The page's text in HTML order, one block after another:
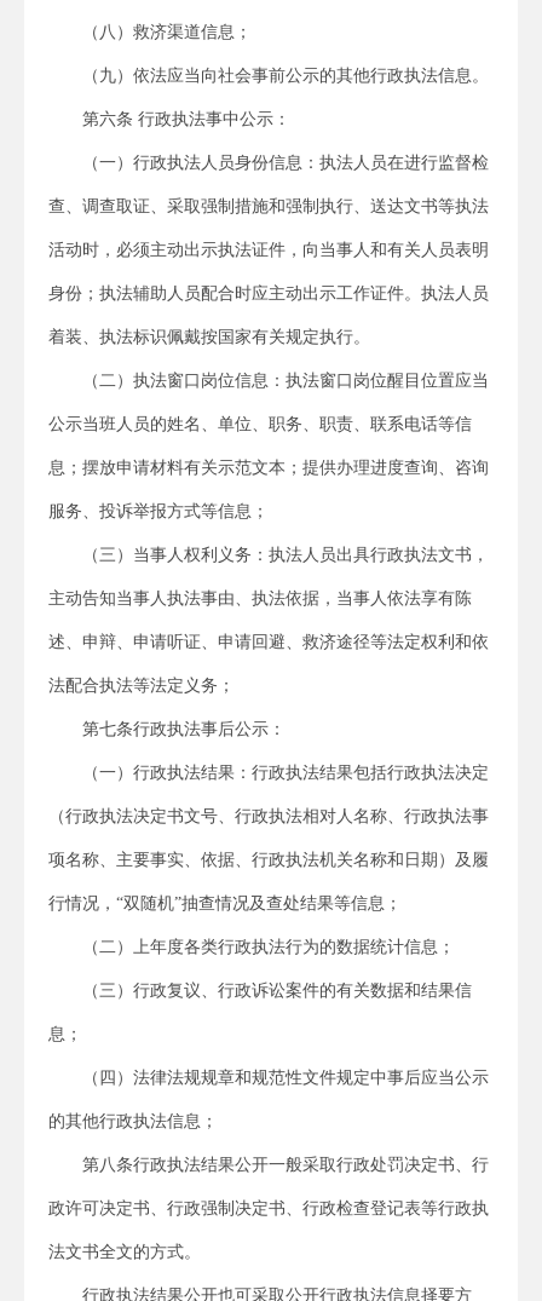
（八）救济渠道信息；
（九）依法应当向社会事前公示的其他行政执法信息。
第六条 行政执法事中公示：
（一）行政执法人员身份信息：执法人员在进行监督检
查、调查取证、采取强制措施和强制执行、送达文书等执法
活动时，必须主动出示执法证件，向当事人和有关人员表明
身份；执法辅助人员配合时应主动出示工作证件。执法人员
着装、执法标识佩戴按国家有关规定执行。
（二）执法窗口岗位信息：执法窗口岗位醒目位置应当
公示当班人员的姓名、单位、职务、职责、联系电话等信
息；摆放申请材料有关示范文本；提供办理进度查询、咨询
服务、投诉举报方式等信息；
（三）当事人权利义务：执法人员出具行政执法文书，
主动告知当事人执法事由、执法依据，当事人依法享有陈
述、申辩、申请听证、申请回避、救济途径等法定权利和依
法配合执法等法定义务；
第七条行政执法事后公示：
（一）行政执法结果：行政执法结果包括行政执法决定
（行政执法决定书文号、行政执法相对人名称、行政执法事
项名称、主要事实、依据、行政执法机关名称和日期）及履
行情况，“双随机”抽查情况及查处结果等信息；
（二）上年度各类行政执法行为的数据统计信息；
（三）行政复议、行政诉讼案件的有关数据和结果信
息；
（四）法律法规规章和规范性文件规定中事后应当公示
的其他行政执法信息；
第八条行政执法结果公开一般采取行政处罚决定书、行
政许可决定书、行政强制决定书、行政检查登记表等行政执
法文书全文的方式。
行政执法结果公开也可采取公开行政执法信息择要方